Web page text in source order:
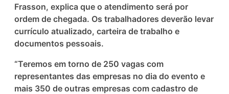
Frasson, explica que o atendimento será por
ordem de chegada. Os trabalhadores deverão levar
currículo atualizado, carteira de trabalho e
documentos pessoais.
“Teremos em torno de 250 vagas com
representantes das empresas no dia do evento e
mais 350 de outras empresas com cadastro de